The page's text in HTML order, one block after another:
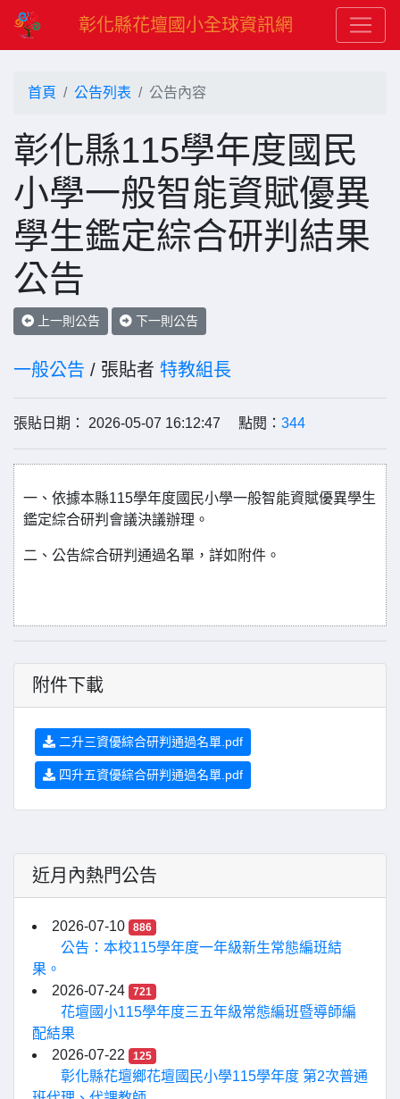
彰化縣花壇國小全球資訊網
首頁 公告列表 公告內容
彰化縣115學年度國民
小學一般智能資賦優異
學生鑑定綜合研判結果
公告
上一則公告 下一則公告
一般公告 / 張貼者 特教組長
張貼日期： 2026-05-07 16:12:47 點閱： 344
一、依據本縣115學年度國民小學一般智能資賦優異學生
鑑定綜合研判會議決議辦理。
二、公告綜合研判通過名單，詳如附件。
附件下載
二升三資優綜合研判通過名單.pdf
四升五資優綜合研判通過名單.pdf
近月內熱門公告
2026-07-10 886
公告：本校115學年度一年級新生常態編班結
果。
2026-07-24
721
花壇國小115學年度三五年級常態編班暨導師編
配結果
2026-07-22
125
彰化縣花壇鄉花壇國民小學115學年度 第2次普通